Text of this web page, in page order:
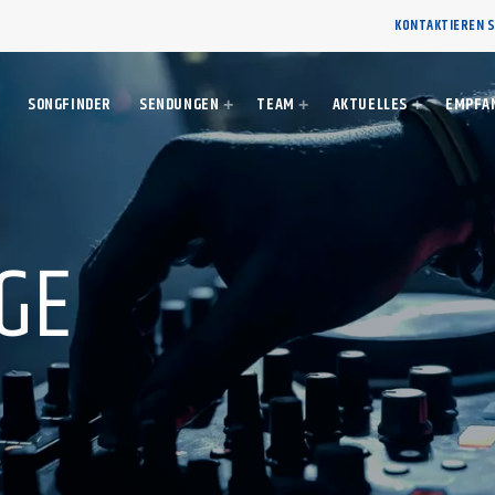
KONTAKTIEREN
SONGFINDER SENDUNGEN TEAM AKTUELLES